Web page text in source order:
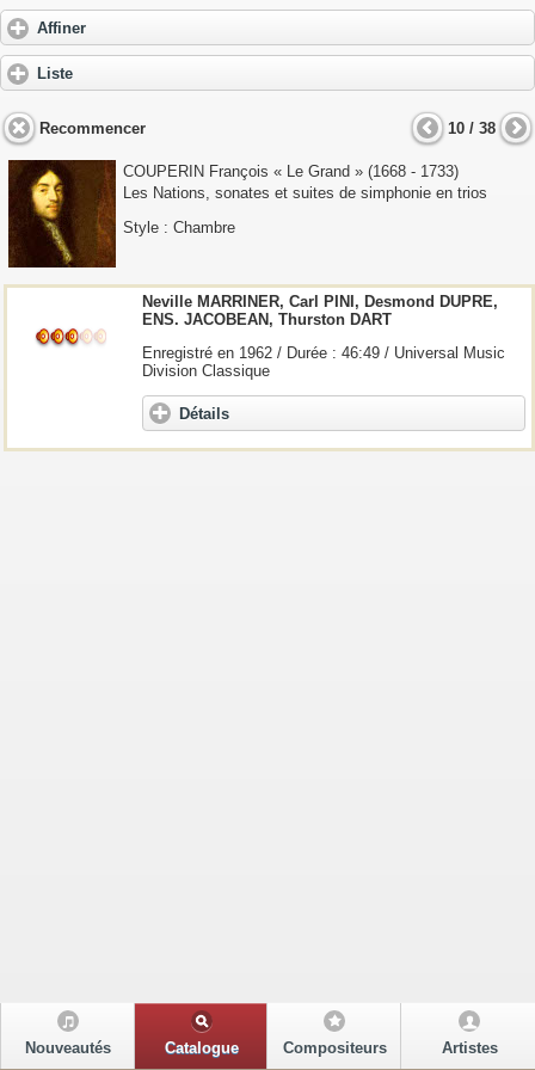
Affiner
Liste
Recommencer 10 / 38
COUPERIN François « Le Grand » (1668 - 1733)
Les Nations, sonates et suites de simphonie en trios
Style : Chambre
Neville MARRINER, Carl PINI, Desmond DUPRE,
ENS. JACOBEAN, Thurston DART
Enregistré en 1962 / Durée : 46:49 / Universal Music
Division Classique
Détails
Nouveautés Catalogue Compositeurs Artistes